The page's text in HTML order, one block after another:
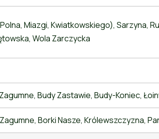
Miazgi, Kwiatkowskiego), Sarzyna,
Wola Zarczycka
Budy Zastawie, Budy-Koniec,
Borki Nasze, Królewszczyzna,